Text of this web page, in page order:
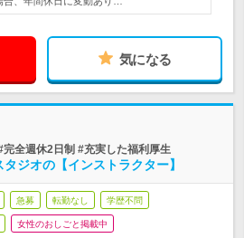
気になる
全週休2日制 #充実した福利厚生
ジオの【インストラクター】
急募 転勤なし 学歴不問
女性のおしごと掲載中